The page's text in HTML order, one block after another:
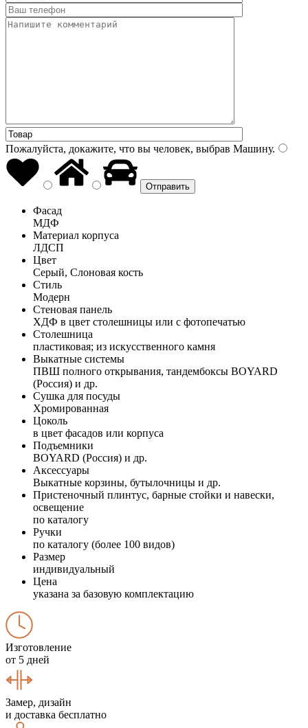
Пожалуйста, докажите, что вы человек, выбрав Машину.
Фасад
МДФ
Материал корпуса
ЛДСП
Цвет
Серый, Слоновая кость
Стиль
Модерн
Стеновая панель
ХДФ в цвет столешницы или с фотопечатью
Столешница
пластиковая; из искусственного камня
Выкатные системы
ПВШ полного открывания, тандембоксы BOYARD
(Россия) и др.
Сушка для посуды
Хромированная
Цоколь
в цвет фасадов или корпуса
Подъемники
BOYARD (Россия) и др.
Аксессуары
Выкатные корзины, бутылочницы и др.
Пристеночный плинтус, барные стойки и навески,
освещение
по каталогу
Ручки
по каталогу (более 100 видов)
Размер
индивидуальный
Цена
указана за базовую комплектацию
Изготовление
от 5 дней
Замер, дизайн
и доставка бесплатно